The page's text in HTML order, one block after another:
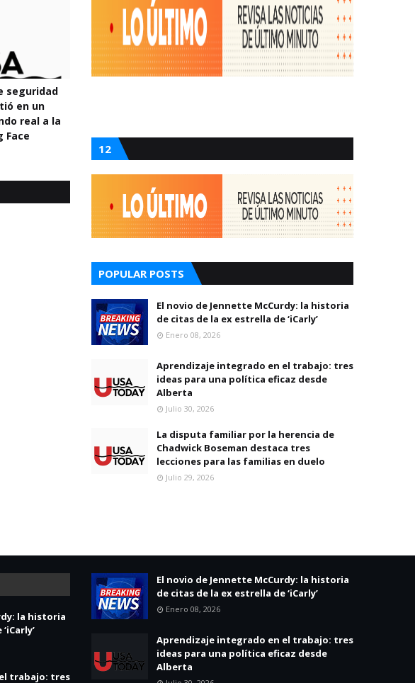
seguridad
en un
real a la
Face
12
POPULAR POSTS
El novio de Jennette McCurdy: la historia
de citas de la ex estrella de ‘iCarly’
Enero 08, 2026
Aprendizaje integrado en el trabajo: tres
ideas para una política eficaz desde
Alberta
Julio 30, 2026
La disputa familiar por la herencia de
Chadwick Boseman destaca tres
lecciones para las familias en duelo
Julio 29, 2026
la historia
trabajo: tres
El novio de Jennette McCurdy: la historia
de citas de la ex estrella de ‘iCarly’
Enero 08, 2026
Aprendizaje integrado en el trabajo: tres
ideas para una política eficaz desde
Alberta